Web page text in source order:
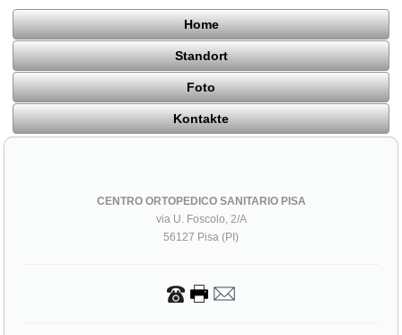
Home
Standort
Foto
Kontakte
CENTRO ORTOPEDICO SANITARIO PISA
via U. Foscolo, 2/A
56127 Pisa (PI)